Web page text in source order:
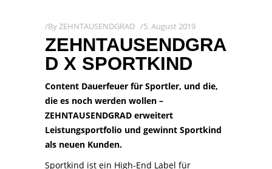
ByZEHNTAUSENDGRAD 5. August 2019
ZEHNTAUSENDGRA
D X SPORTKIND
Content Dauerfeuer für Sportler, und die,
die es noch werden wollen –
ZEHNTAUSENDGRAD erweitert
Leistungsportfolio und gewinnt Sportkind
als neuen Kunden.
Sportkind ist ein High-End Label für